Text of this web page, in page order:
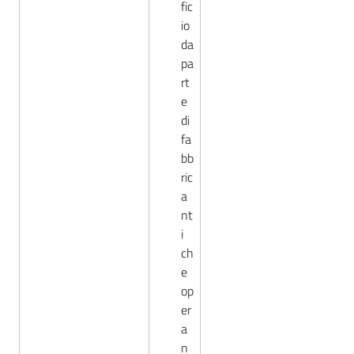
fic
io
da
pa
rt
e
di
fa
bb
ric
a
nt
i
ch
e
op
er
a
n